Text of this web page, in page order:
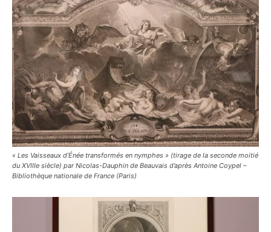
« Les Vaisseaux d’Énée transformés en nymphes » (tirage de la seconde moitié
du XVIIIe siècle) par Nicolas-Dauphin de Beauvais d’après Antoine Coypel –
Bibliothèque nationale de France (Paris)